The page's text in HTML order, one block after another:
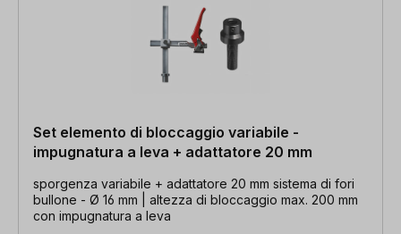
Set elemento di bloccaggio variabile -
impugnatura a leva + adattatore 20 mm
sporgenza variabile + adattatore 20 mm sistema di fori
bullone - Ø 16 mm | altezza di bloccaggio max. 200 mm
con impugnatura a leva